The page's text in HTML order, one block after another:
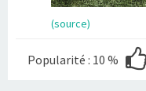
(source)
Popularité : 10 %